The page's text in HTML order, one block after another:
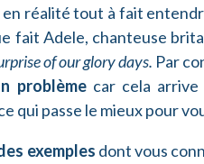
réalité tout à fait
fait Adele, chanteuse
of our glory days. Par
problèmecar cela arrive
qui passe le mieux pour
exemples dont vous